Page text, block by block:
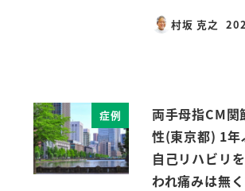
村坂 克之
投
症例
両手母指CM関
性(東京都) 1年
自己リハビリ
われ痛みは無